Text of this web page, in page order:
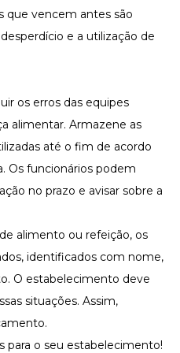
que vencem antes são
e a utilização de
os erros das equipes
alimentar. Armazene as
até o fim de acordo
Os funcionários podem
no prazo e avisar sobre a
alimento ou refeição, os
identificados com nome,
O estabelecimento deve
situações. Assim,
para o seu estabelecimento!